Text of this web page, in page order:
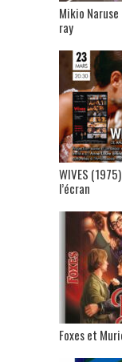
Mikio
ray
WIVES
l’écran
Foxes et